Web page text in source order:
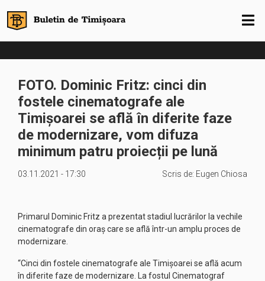
FOTO. Dominic Fritz: cinci din
fostele cinematografe ale
Timișoarei se află în diferite faze
de modernizare, vom difuza
minimum patru proiecții pe lună
03.11.2021 - 17:30 Scris de: Eugen Chiosa
Primarul Dominic Fritz a prezentat stadiul lucrărilor la vechile
cinematografe din oraș care se află într-un amplu proces de
modernizare.
“Cinci din fostele cinematografe ale Timișoarei se află acum
în diferite faze de modernizare. La fostul Cinematograf